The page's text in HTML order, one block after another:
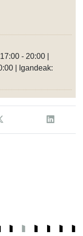
- 20:00 |
| Igandeak: